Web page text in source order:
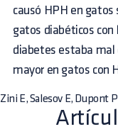
causó HPH en gatos
gatos diabéticos con
diabetes estaba mal
mayor en gatos con
Zini E, Salesov E, Dupont